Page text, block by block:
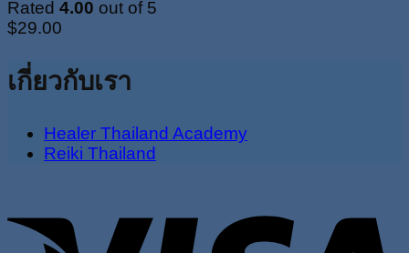
Rated 4.00 out of 5
$29.00
เกี่ยวกับเรา
Healer Thailand Academy
Reiki Thailand